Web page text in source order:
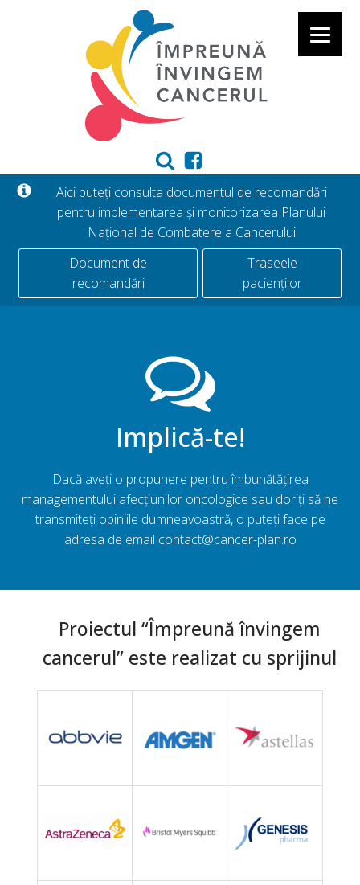
Aici puteți consulta documentul de recomandări
pentru implementarea și monitorizarea Planului
Național de Combatere a Cancerului
Document de
recomandări
Traseele
pacienților
Implică-te!
Dacă aveți o propunere pentru îmbunătățirea
managementului afecțiunilor oncologice sau doriți să ne
transmiteți opiniile dumneavoastră, o puteți face pe
adresa de email contact@cancer-plan.ro
Proiectul “Împreună învingem
cancerul” este realizat cu sprijinul